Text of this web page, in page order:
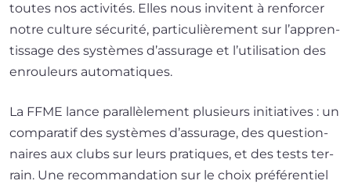
toutes nos acti­vi­tés. Elles nous invitent à ren­for­cer
notre culture sécu­ri­té, par­ti­cu­liè­re­ment sur l’ap­pren­
tis­sage des sys­tèmes d’as­su­rage et l’u­ti­li­sa­tion des
enrou­leurs automatiques.
La FFME lance paral­lè­le­ment plu­sieurs ini­tia­tives : un
com­pa­ra­tif des sys­tèmes d’as­su­rage, des ques­tion­
naires aux clubs sur leurs pra­tiques, et des tests ter­
rain. Une recom­man­da­tion sur le choix pré­fé­ren­tiel